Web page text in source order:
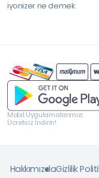
iyonizer ne demek
Mobil Uygulamalarımızı
Ücretsiz İndirin!
HakkımızdaGizlilik